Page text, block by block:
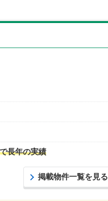
長年の実績
掲載物件一覧を見る